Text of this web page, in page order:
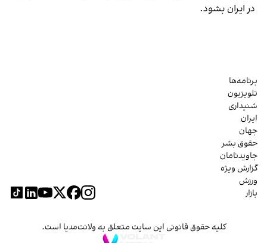
در ایران بشود.
برنامه‌ها
تلویزیون
شنیداری
ایران
جهان
حقوق بشر
جاویدنامان
گزارش ویژه
ورزش
بازار
کلیه حقوق قانونی این سایت متعلق به ولانت‌مدیا است.